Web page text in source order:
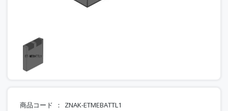
商品コード ZNAK-ETMEBATTL1